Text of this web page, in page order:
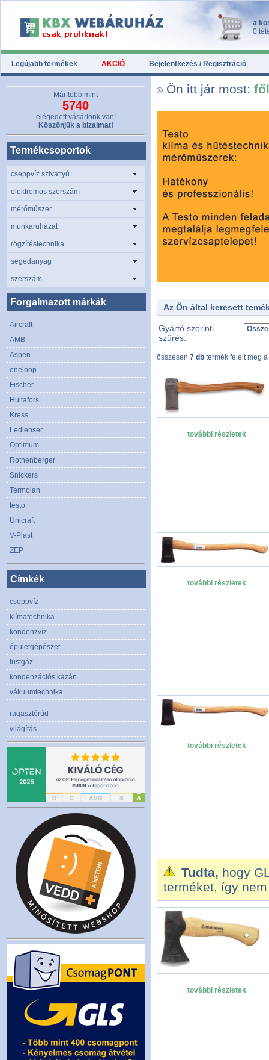
a
0
Legújabb termékek AKCIÓ Bejelentkezés / Regisztráció
Ön itt jár most:
Az Ön által keresett
Gyártó szerinti
szűrés:
összesen 7 db termék felelt meg
további részletek
további részletek
további részletek
Tudta, hogy
terméket, így
további részletek
Már több mint
5740
elégedett vásárlónk van!
Köszönjük a bizalmat!
Termékcsoportok
cseppvíz szivattyú
elektromos szerszám
mérőműszer
munkaruházat
rögzítéstechnika
segédanyag
szerszám
Forgalmazott márkák
Aircraft
AMB
Aspen
eneloop
Fischer
Hultafors
Kress
Ledlenser
Optimum
Rothenberger
Snickers
Termolan
testo
Unicraft
V-Plast
ZEP
Címkék
cseppvíz
klímatechnika
kondenzvíz
épületgépészet
füstgáz
kondenzációs kazán
vákuumtechnika
ragasztórúd
világítás